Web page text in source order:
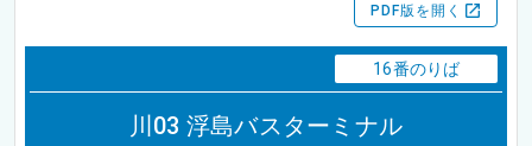
PDF版を開く
16番のりば
川03 浮島バスターミナル